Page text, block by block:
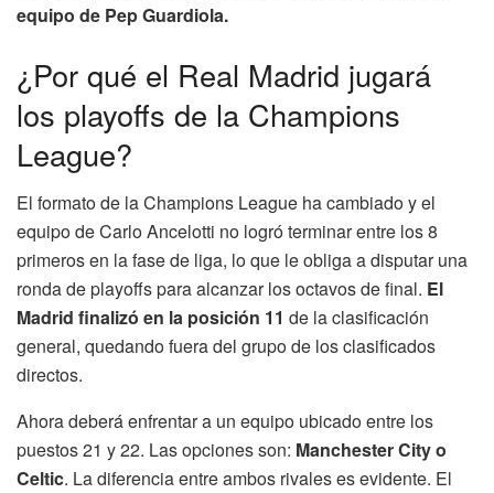
equipo de Pep Guardiola.
¿Por qué el Real Madrid jugará
los playoffs de la Champions
League?
El formato de la Champions League ha cambiado y el
equipo de Carlo Ancelotti no logró terminar entre los 8
primeros en la fase de liga, lo que le obliga a disputar una
ronda de playoffs para alcanzar los octavos de final. El
Madrid finalizó en la posición 11 de la clasificación
general, quedando fuera del grupo de los clasificados
directos.
Ahora deberá enfrentar a un equipo ubicado entre los
puestos 21 y 22. Las opciones son: Manchester City o
Celtic. La diferencia entre ambos rivales es evidente. El